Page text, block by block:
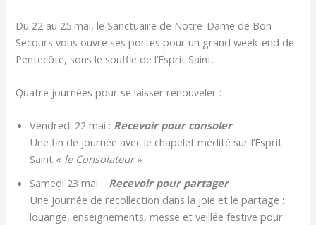
Du 22 au 25 mai, le Sanctuaire de Notre-Dame de Bon-
Secours vous ouvre ses portes pour un grand week-end de
Pentecôte, sous le souffle de l’Esprit Saint.
Quatre journées pour se laisser renouveler :
Vendredi 22 mai : Recevoir pour consoler
Une fin de journée avec le chapelet médité sur l’Esprit
Saint « le Consolateur»
Samedi 23 mai : Recevoir pour partager
Une journée de recollection dans la joie et le partage :
louange, enseignements, messe et veillée festive pour